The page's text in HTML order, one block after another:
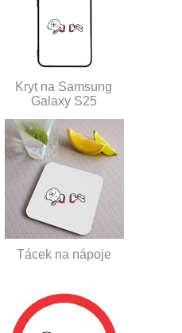
Kryt na Samsung
Galaxy S25
Tácek na nápoje